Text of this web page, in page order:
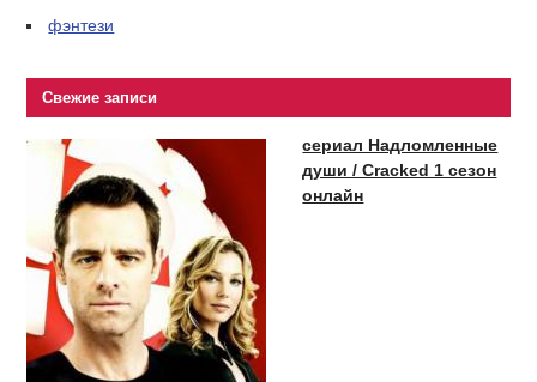
фэнтези
Свежие записи
сериал Надломленные
души / Cracked 1 сезон
онлайн